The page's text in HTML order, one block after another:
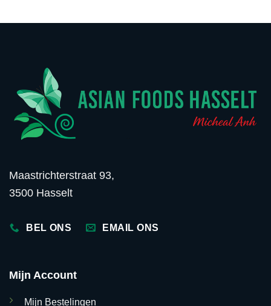
Maastrichterstraat 93,
3500 Hasselt
BEL ONS EMAIL ONS
Mijn Account
Mijn Bestelingen